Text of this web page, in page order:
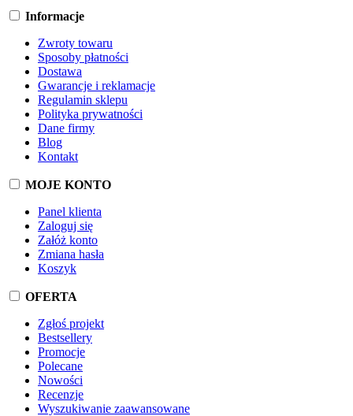
Informacje
Zwroty towaru
Sposoby płatności
Dostawa
Gwarancje i reklamacje
Regulamin sklepu
Polityka prywatności
Dane firmy
Blog
Kontakt
MOJE KONTO
Panel klienta
Zaloguj się
Załóż konto
Zmiana hasła
Koszyk
OFERTA
Zgłoś projekt
Bestsellery
Promocje
Polecane
Nowości
Recenzje
Wyszukiwanie zaawansowane